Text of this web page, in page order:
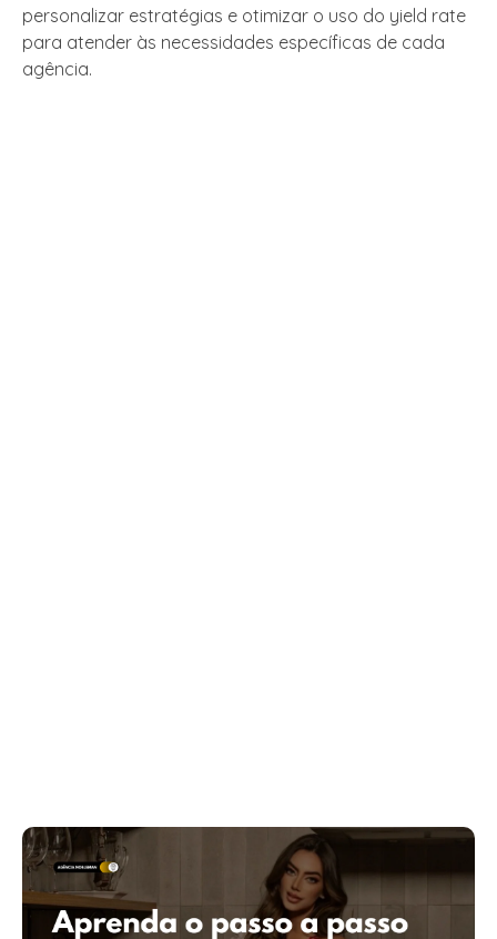
personalizar estratégias e otimizar o uso do yield rate
para atender às necessidades específicas de cada
agência.